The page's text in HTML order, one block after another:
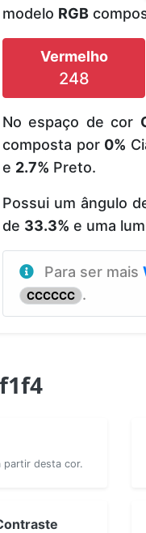
modelo RGB
Vermelho
248
No espaço de cor
composta por 0%
e 2.7% Preto.
Possui um ângulo
de 33.3% e uma
Para ser mais
CCCCCC .
partir desta cor.